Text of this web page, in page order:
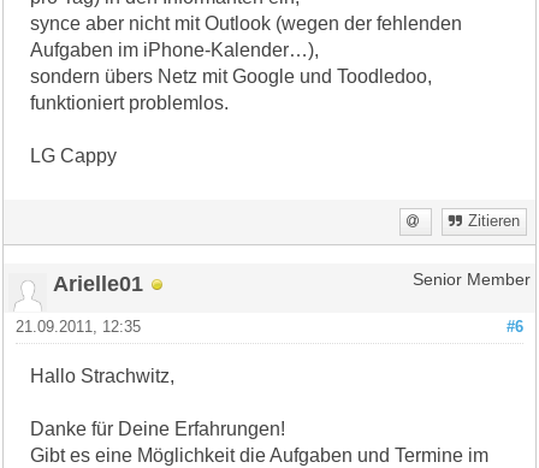
synce aber nicht mit Outlook (wegen der fehlenden
Aufgaben im iPhone-Kalender…),
sondern übers Netz mit Google und Toodledoo,
funktioniert problemlos.
LG Cappy
Zitieren
Arielle01 Senior Member
#6
21.09.2011, 12:35
Hallo Strachwitz,
Danke für Deine Erfahrungen!
Gibt es eine Möglichkeit die Aufgaben und Termine im